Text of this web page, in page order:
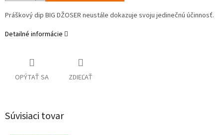
Práškový dip BIG DŽOSER neustále dokazuje svoju jedinečnú účinnosť.
Detailné informácie
OPÝTAŤ SA ZDIEĽAŤ
Súvisiaci tovar